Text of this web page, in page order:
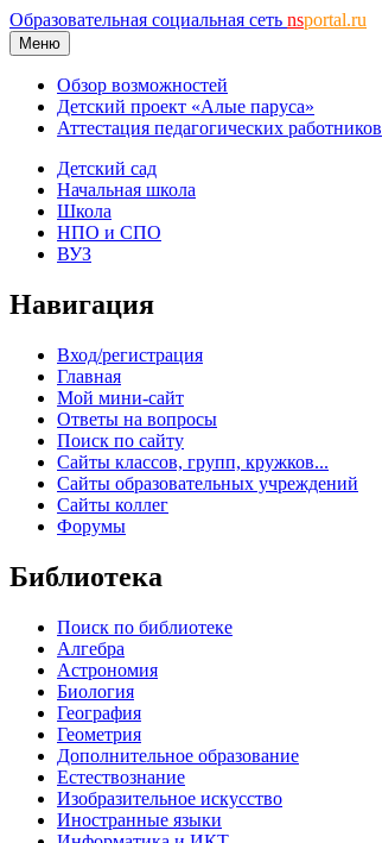
Образовательная социальная сеть nsportal.ru
Меню
Обзор возможностей
Детский проект «Алые паруса»
Аттестация педагогических работников
Детский сад
Начальная школа
Школа
НПО и СПО
ВУЗ
Навигация
Вход/регистрация
Главная
Мой мини-сайт
Ответы на вопросы
Поиск по сайту
Сайты классов, групп, кружков...
Сайты образовательных учреждений
Сайты коллег
Форумы
Библиотека
Поиск по библиотеке
Алгебра
Астрономия
Биология
География
Геометрия
Дополнительное образование
Естествознание
Изобразительное искусство
Иностранные языки